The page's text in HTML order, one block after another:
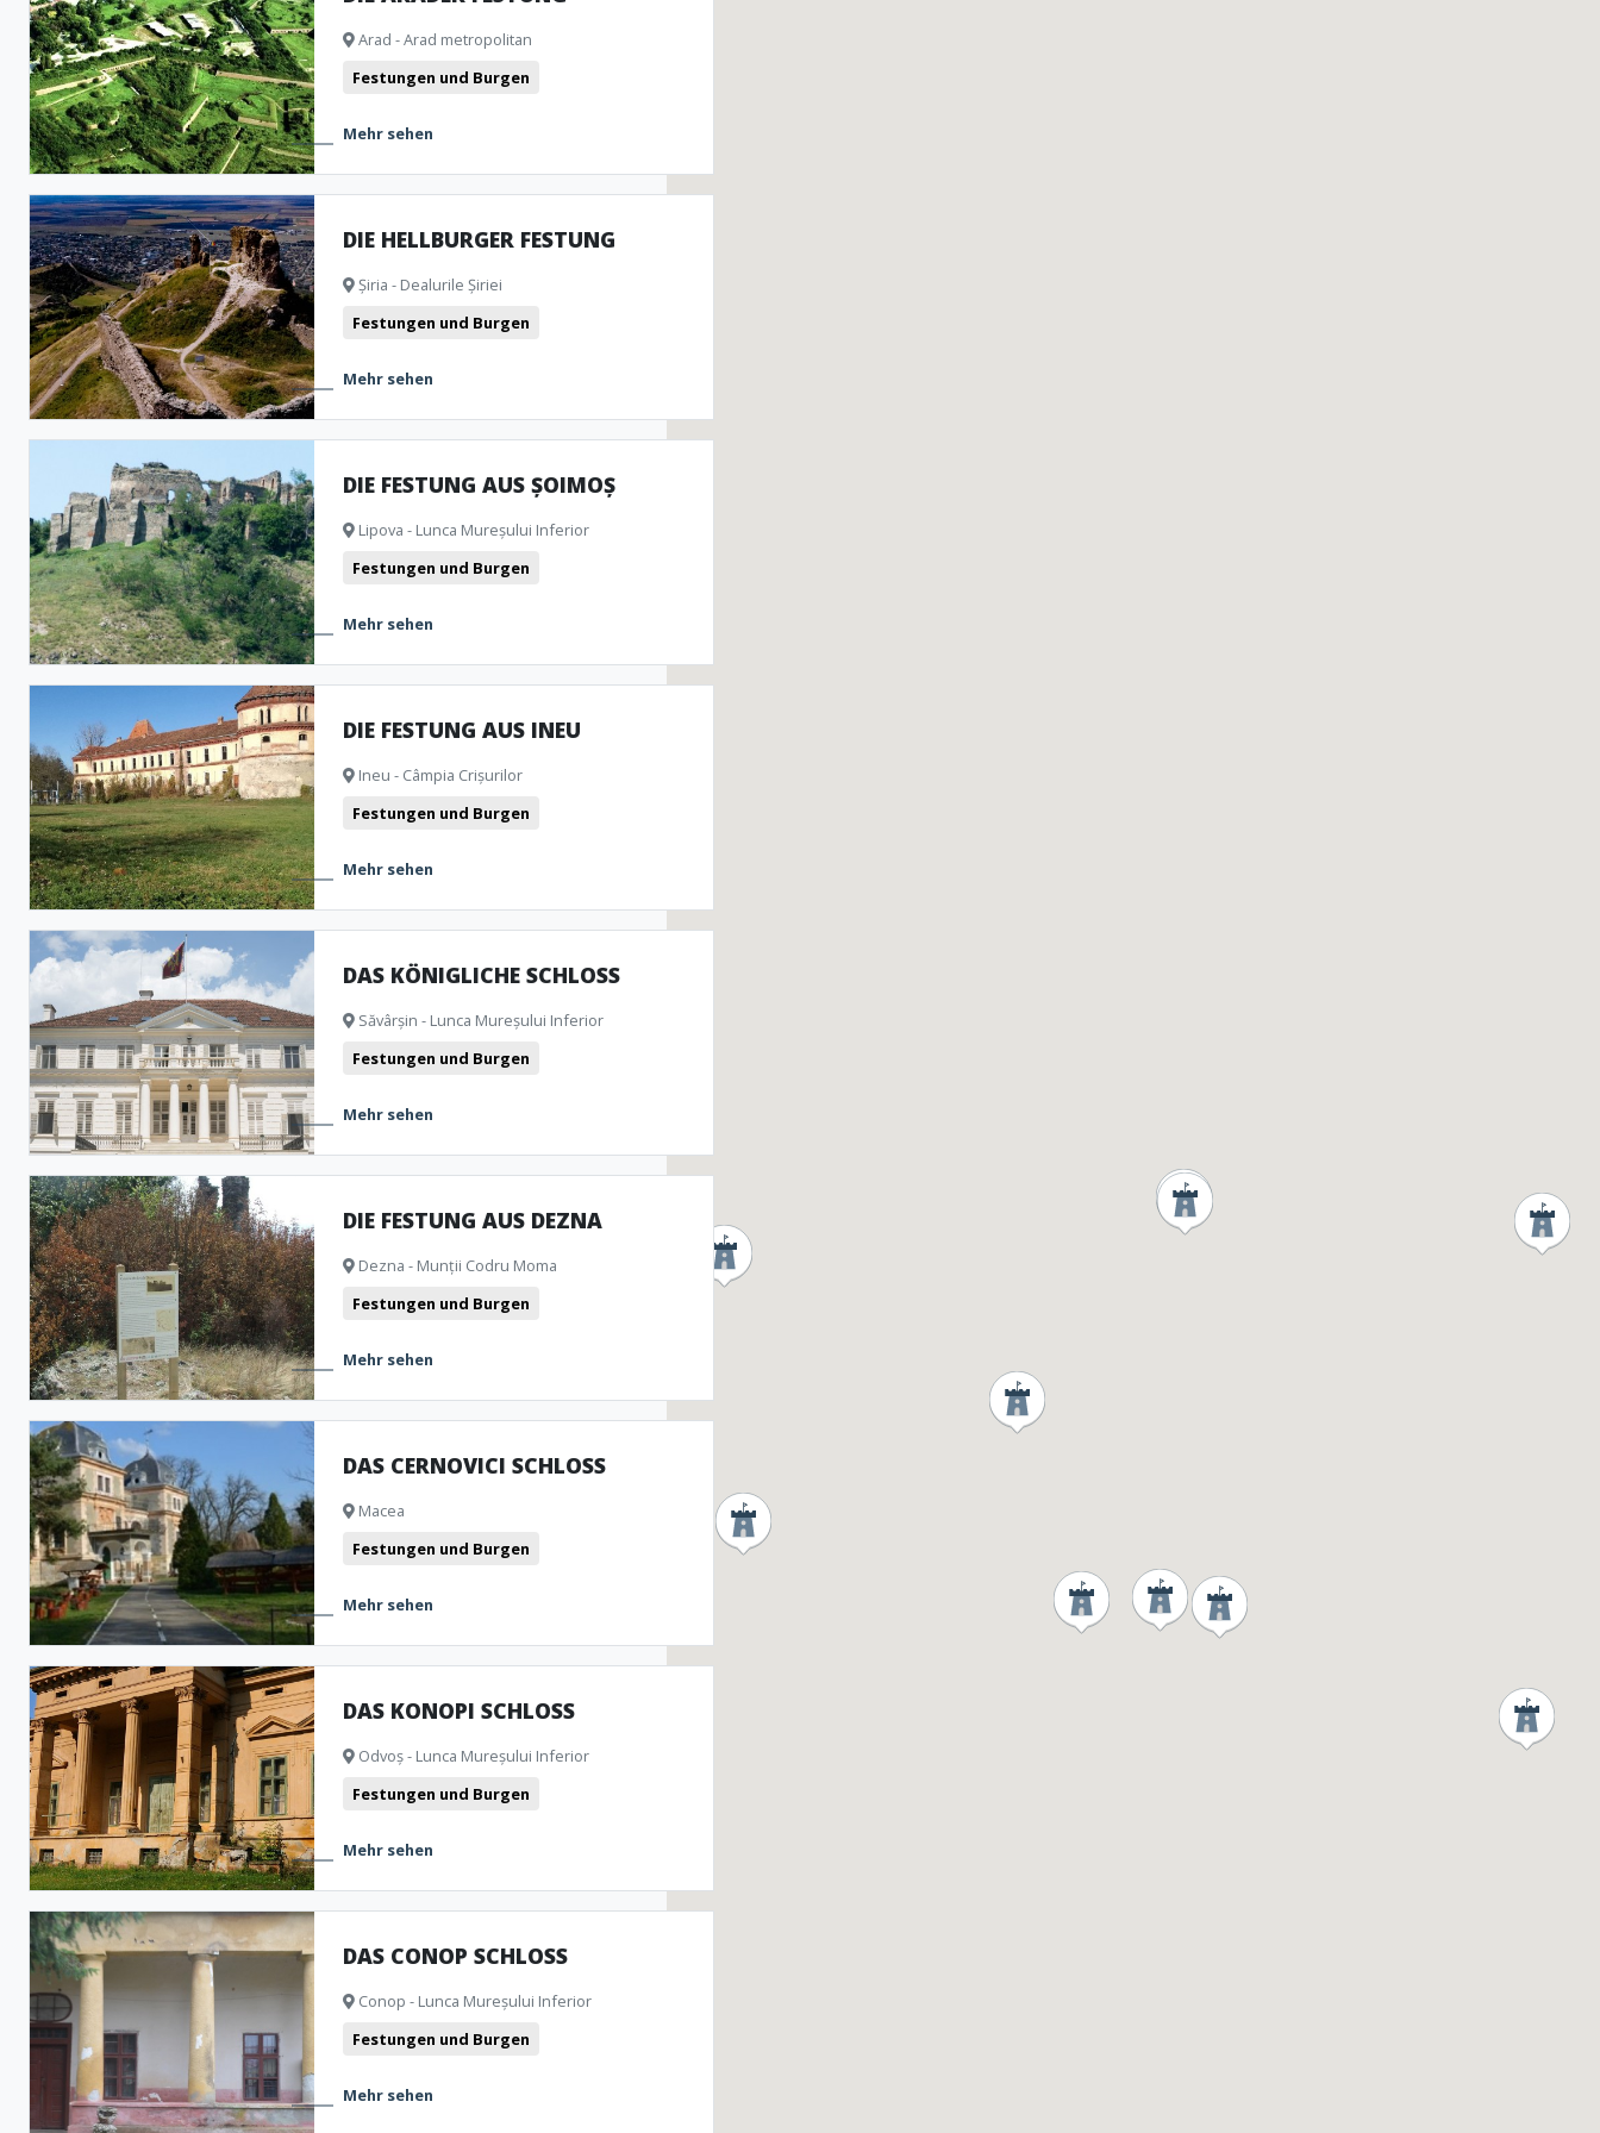
Museen und Gedenkshäuser
Monumente
Archäologische Artefakte
Arad - Arad metropolitan
Festungen und Burgen
Mehr sehen
DIE HELLBURGER FESTUNG
Șiria - Dealurile Șiriei
Festungen und Burgen
Mehr sehen
DIE FESTUNG AUS ȘOIMOȘ
Lipova - Lunca Mureșului Inferior
Festungen und Burgen
Mehr sehen
DIE FESTUNG AUS INEU
Ineu - Câmpia Crișurilor
Festungen und Burgen
Mehr sehen
DAS KÖNIGLICHE SCHLOSS
Săvârșin - Lunca Mureșului Inferior
Festungen und Burgen
Mehr sehen
DIE FESTUNG AUS DEZNA
Dezna - Munții Codru Moma
Festungen und Burgen
Mehr sehen
DAS CERNOVICI SCHLOSS
Macea
Festungen und Burgen
Mehr sehen
DAS KONOPI SCHLOSS
Odvoș - Lunca Mureșului Inferior
Festungen und Burgen
Mehr sehen
DAS CONOP SCHLOSS
Conop - Lunca Mureșului Inferior
Festungen und Burgen
Mehr sehen